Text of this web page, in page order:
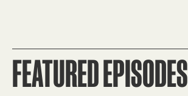
FEATURED EPISODES